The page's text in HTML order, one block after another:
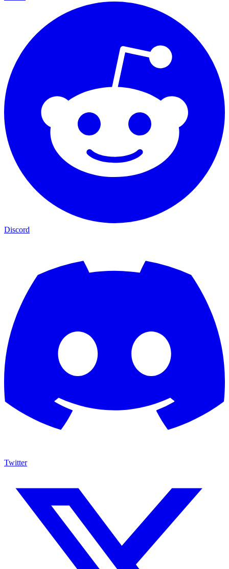
Discord
Twitter